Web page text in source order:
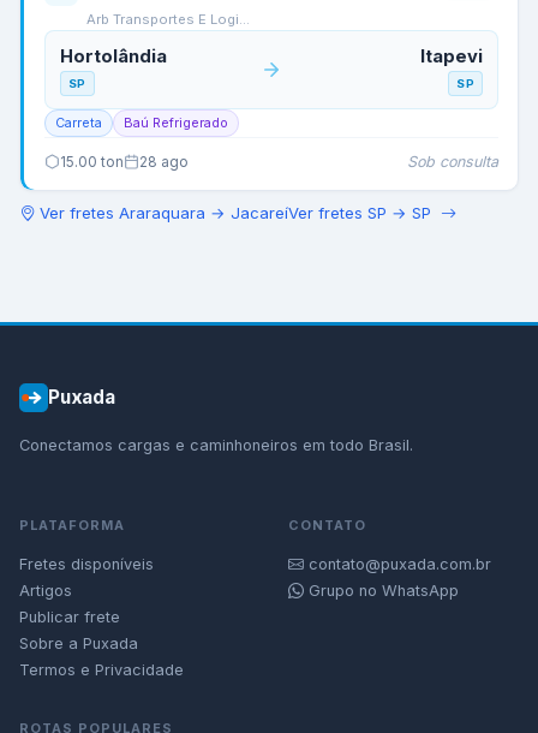
Arb Transportes E Logi…
Hortolândia
SP
Itapevi
SP
Carreta Baú Refrigerado
15.00 ton 28 ago Sob consulta
Ver fretes Araraquara → JacareíVer fretes SP → SP
Puxada
Conectamos cargas e caminhoneiros em todo Brasil.
PLATAFORMA
Fretes disponíveis
Artigos
Publicar frete
Sobre a Puxada
Termos e Privacidade
CONTATO
contato@puxada.com.br
Grupo no WhatsApp
ROTAS POPULARES